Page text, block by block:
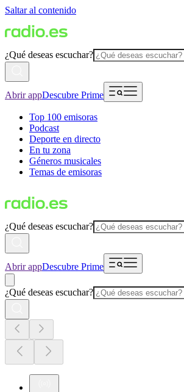
Saltar al contenido
¿Qué deseas escuchar?
Abrir appDescubre Prime
Top 100 emisoras
Podcast
Deporte en directo
En tu zona
Géneros musicales
Temas de emisoras
¿Qué deseas escuchar?
Abrir appDescubre Prime
¿Qué deseas escuchar?